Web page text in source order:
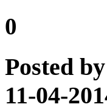
0
Posted by
11-04-